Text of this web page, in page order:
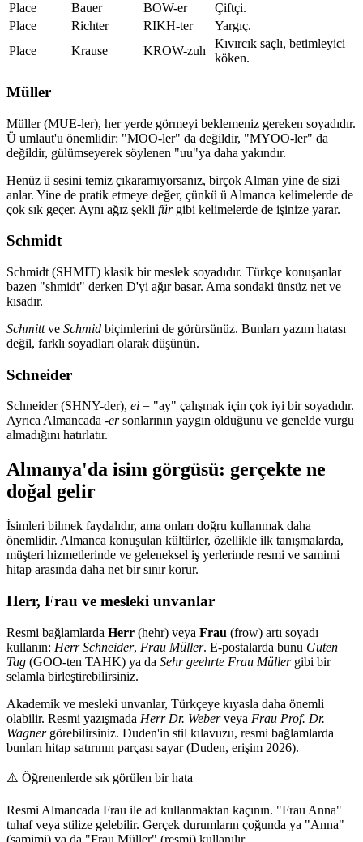
Place
Bauer BOW-er
Çiftçi.
Place
Richter RIKH-ter
Yargıç.
Place
Krause KROW-zuh
Kıvırcık saçlı, betimleyici
köken.
Müller
Müller (MUE-ler), her yerde görmeyi beklemeniz gereken soyadıdır.
Ü umlaut'u önemlidir: "MOO-ler" da değildir, "MYOO-ler" da
değildir, gülümseyerek söylenen "uu"ya daha yakındır.
Henüz ü sesini temiz çıkaramıyorsanız, birçok Alman yine de sizi
anlar. Yine de pratik etmeye değer, çünkü ü Almanca kelimelerde de
çok sık geçer. Aynı ağız şekli fürgibi kelimelerde de işinize yarar.
Schmidt
Schmidt (SHMIT) klasik bir meslek soyadıdır. Türkçe konuşanlar
bazen "shmidt" derken D'yi ağır basar. Ama sondaki ünsüz net ve
kısadır.
Schmittve Schmid biçimlerini de görürsünüz. Bunları yazım hatası
değil, farklı soyadları olarak düşünün.
Schneider
Schneider (SHNY-der), ei = "ay" çalışmak için çok iyi bir soyadıdır.
Ayrıca Almancada -ersonlarının yaygın olduğunu ve genelde vurgu
almadığını hatırlatır.
Almanya'da isim görgüsü: gerçekte ne
doğal gelir
İsimleri bilmek faydalıdır, ama onları doğru kullanmak daha
önemlidir. Almanca konuşulan kültürler, özellikle ilk tanışmalarda,
müşteri hizmetlerinde ve geleneksel iş yerlerinde resmi ve samimi
hitap arasında daha net bir sınır korur.
Herr, Frau ve mesleki unvanlar
Resmi bağlamlarda Herr (hehr) veya Frau (frow) artı soyadı
kullanın: Herr Schneider, Frau Müller. E-postalarda bunu Guten
Tag (GOO-ten TAHK) ya da Sehr geehrte Frau Müllergibi bir
selamla birleştirebilirsiniz.
Akademik ve mesleki unvanlar, Türkçeye kıyasla daha önemli
olabilir. Resmi yazışmada Herr Dr. Weberveya Frau Prof. Dr.
Wagnergörebilirsiniz. Duden'in stil kılavuzu, resmi bağlamlarda
bunları hitap satırının parçası sayar (Duden, erişim 2026).
⚠️ Öğrenenlerde sık görülen bir hata
Resmi Almancada Frau ile ad kullanmaktan kaçının. "Frau Anna"
tuhaf veya stilize gelebilir. Gerçek durumların çoğunda ya "Anna"
(samimi) ya da "Frau Müller" (resmi) kullanılır.